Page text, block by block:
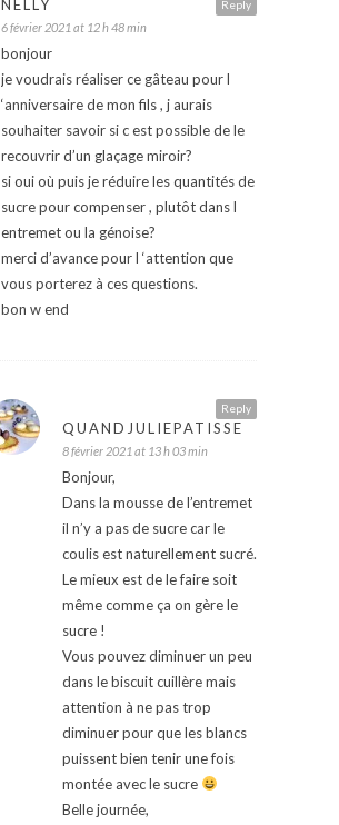
Reply
NELLY
6 février 2021 at 12 h 48 min
bonjour
je voudrais réaliser ce gâteau pour l
‘anniversaire de mon fils , j aurais
souhaiter savoir si c est possible de le
recouvrir d’un glaçage miroir?
si oui où puis je réduire les quantités de
sucre pour compenser , plutôt dans l
entremet ou la génoise?
merci d’avance pour l ‘attention que
vous porterez à ces questions.
bon w end
Reply
QUANDJULIEPATISSE
8 février 2021 at 13 h 03 min
Bonjour,
Dans la mousse de l’entremet
il n’y a pas de sucre car le
coulis est naturellement sucré.
Le mieux est de le faire soit
même comme ça on gère le
sucre !
Vous pouvez diminuer un peu
dans le biscuit cuillère mais
attention à ne pas trop
diminuer pour que les blancs
puissent bien tenir une fois
montée avec le sucre
Belle journée,